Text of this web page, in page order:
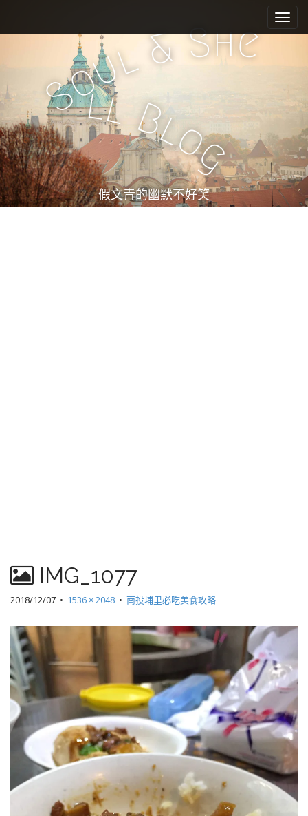
e
n
u
i
c
n
t
e
n
t
Soul&She
ll Bl
og
假文青的幽默不好笑
IMG_1077
2018/12/07 • 1536 × 2048 • 南投埔里必吃美食攻略